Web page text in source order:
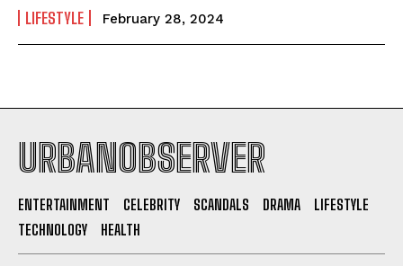
I've read and accept the
LIFESTYLE February 28, 2024
URBANOBSERVER
ENTERTAINMENT CELEBRITY SCANDALS DRAMA
LIFESTYLE
TECHNOLOGY
HEALTH